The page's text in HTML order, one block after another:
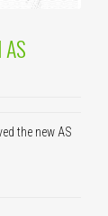
the new AS